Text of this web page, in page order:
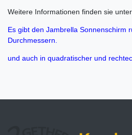
Weitere Informationen finden sie
Es gibt den Jambrella Sonnenschirm
Durchmessern.
und auch in quadratischer und